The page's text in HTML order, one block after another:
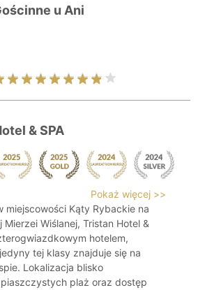
u Ani
& SPA
Pokaż więcej >>
miejscowości Kąty Rybackie na
Wiślanej, Tristan Hotel &
hotelem,
tej klasy znajduje się na
Lokalizacja blisko
plaż oraz dostęp